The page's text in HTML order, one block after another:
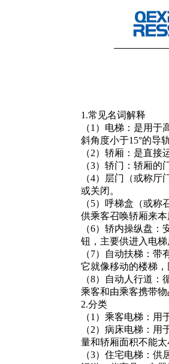
1.常见名词解释
（1）电梯：是用
斜角度小于15°的导
（2）轿厢：是直
（3）轿门：轿厢
（4）层门（或称
或关闭。
（5）呼梯盒（或
供乘客召唤轿厢来本
（6）轿内操纵盘
钮，主要供进入电
（7）自动扶梯：
它就像移动的楼梯
（8）自动人行道
乘客和由乘客携带物
2.分类
（1）乘客电梯：
（2）病床电梯：
量和轿厢面积不能
（3）住宅电梯：